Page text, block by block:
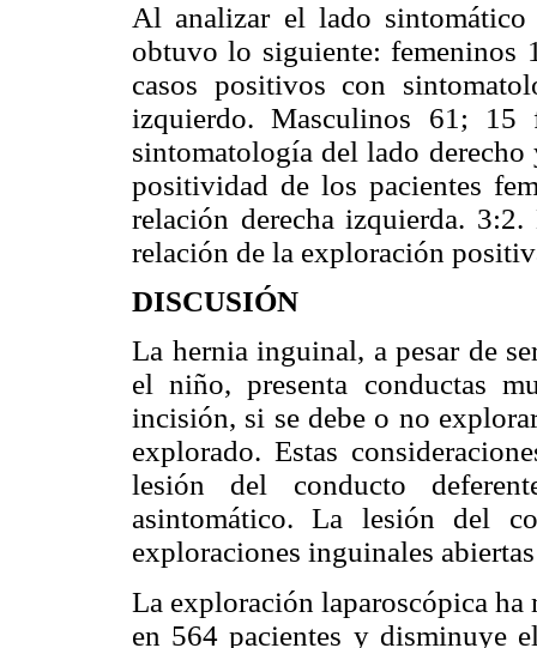
Al analizar el lado
obtuvo lo siguiente: femeninos
casos positivos con
izquierdo. Masculinos 61;
sintomatología del lado
positividad de los pacientes
relación derecha izquierda.
relación de la exploración
DISCUSIÓN
La hernia inguinal, a pesar de
el niño, presenta conductas
incisión, si se debe o no
explorado. Estas
lesión del conducto
asintomático. La lesión del
exploraciones inguinales
La exploración laparoscópica
en 564 pacientes y disminuye